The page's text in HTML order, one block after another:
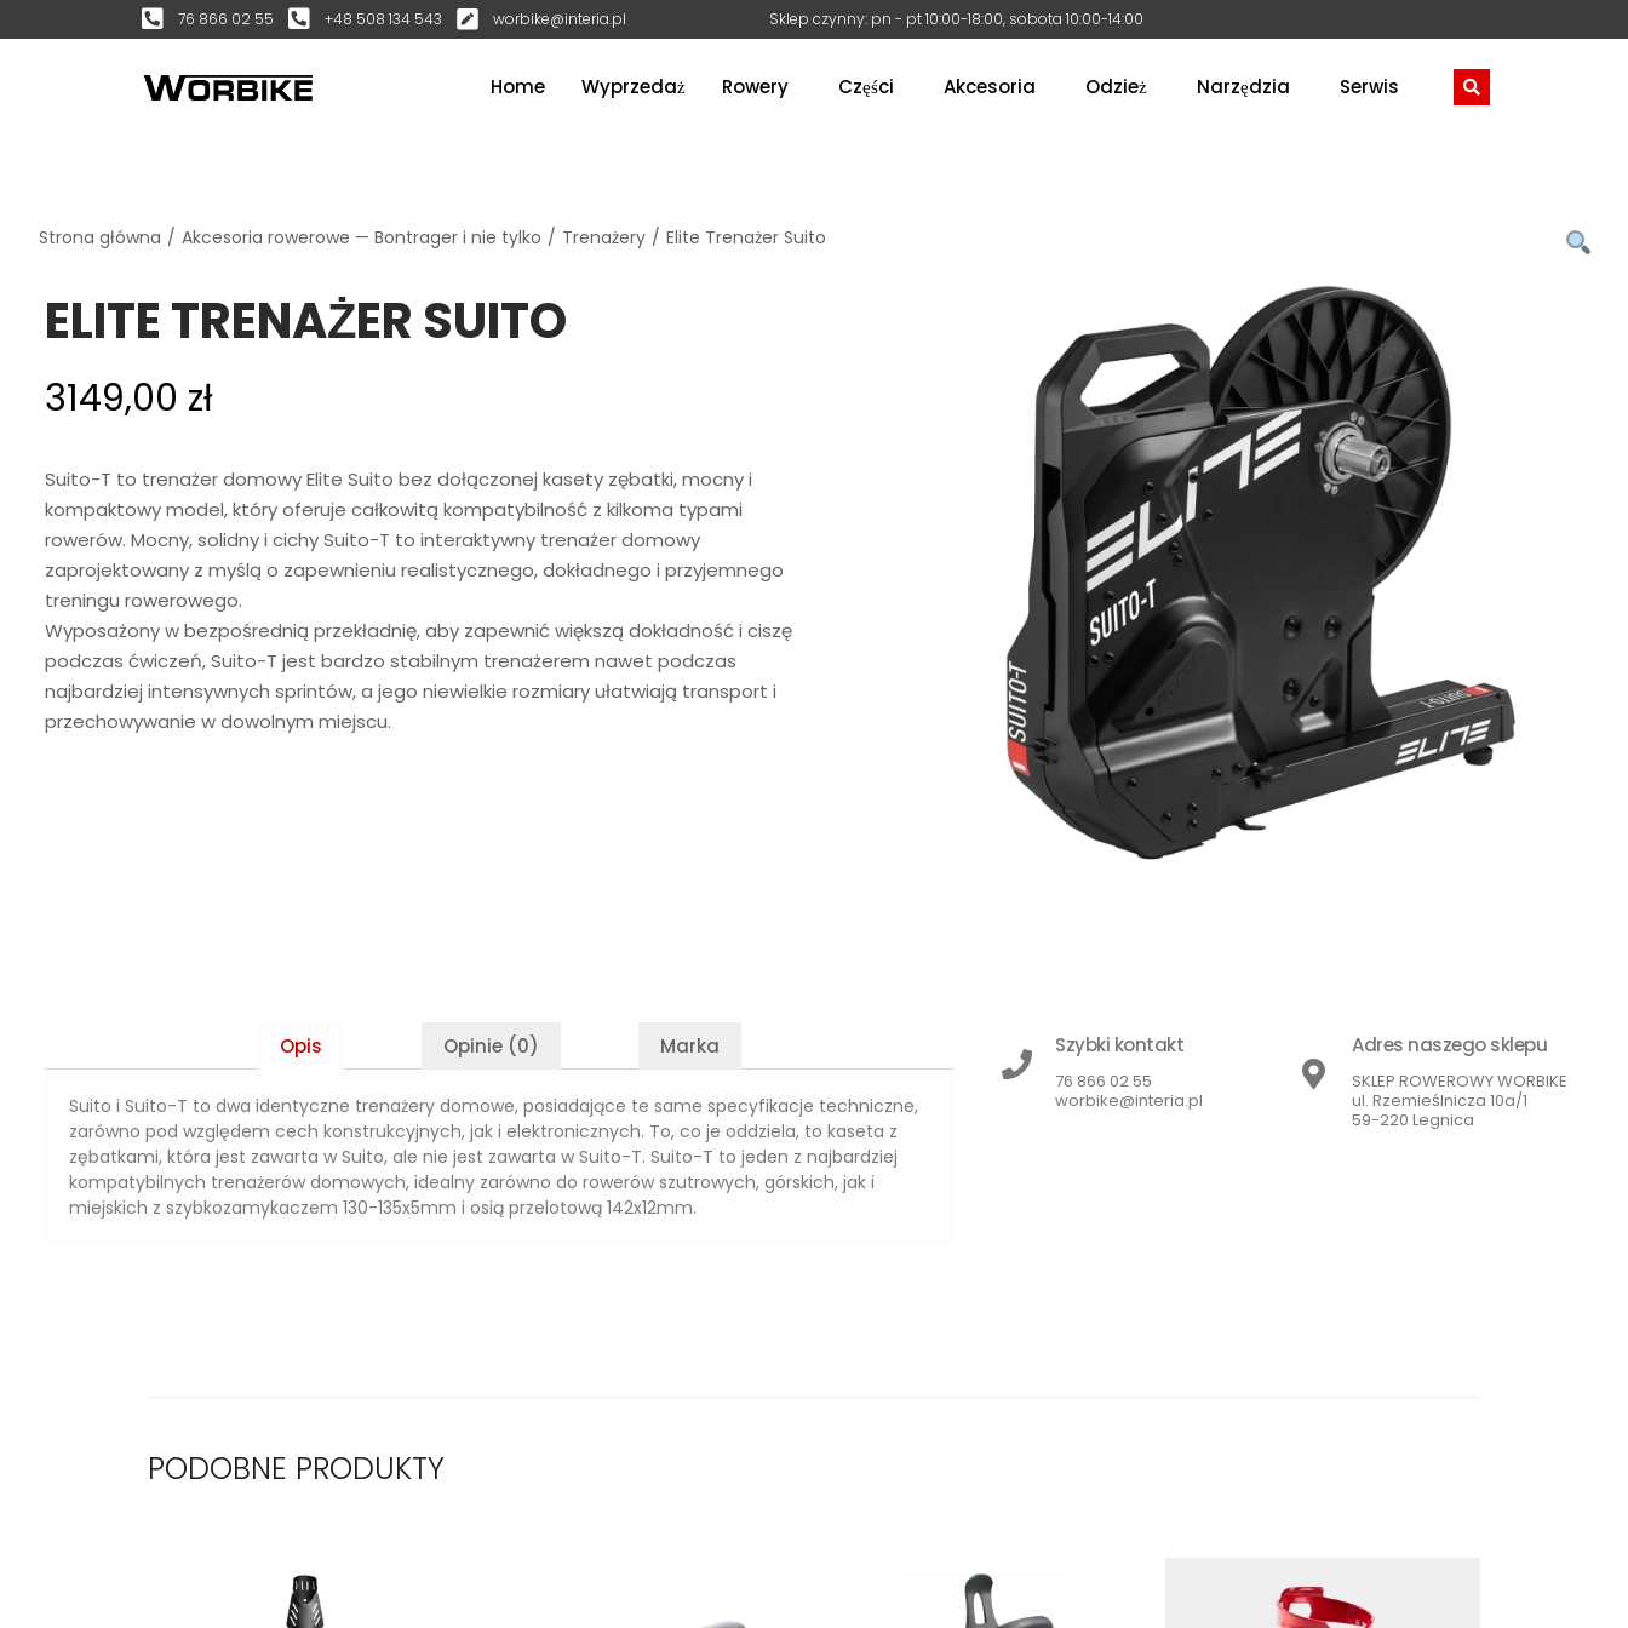
76 866 02 55 +48 508 134 543 worbike@interia.pl Sklep czynny: pn - pt 10:00-18:00, sobota 10:00-14:00
Home Wyprzedaż Rowery Części Akcesoria Odzież Narzędzia Serwis
Strona główna / Akcesoria rowerowe — Bontrager i nie tylko / Trenażery / Elite Trenażer Suito
ELITE TRENAŻER SUITO
3149,00 zł
Suito-T to trenażer domowy Elite Suito bez dołączonej kasety zębatki, mocny i
kompaktowy model, który oferuje całkowitą kompatybilność z kilkoma typami
rowerów. Mocny, solidny i cichy Suito-T to interaktywny trenażer domowy
zaprojektowany z myślą o zapewnieniu realistycznego, dokładnego i przyjemnego
treningu rowerowego.
Wyposażony w bezpośrednią przekładnię, aby zapewnić większą dokładność i ciszę
podczas ćwiczeń, Suito-T jest bardzo stabilnym trenażerem nawet podczas
najbardziej intensywnych sprintów, a jego niewielkie rozmiary ułatwiają transport i
przechowywanie w dowolnym miejscu.
Opis Opinie (0) Marka
Suito i Suito-T to dwa identyczne trenażery domowe, posiadające te same specyfikacje techniczne,
zarówno pod względem cech konstrukcyjnych, jak i elektronicznych. To, co je oddziela, to kaseta z
zębatkami, która jest zawarta w Suito, ale nie jest zawarta w Suito-T. Suito-T to jeden z najbardziej
kompatybilnych trenażerów domowych, idealny zarówno do rowerów szutrowych, górskich, jak i
miejskich z szybkozamykaczem 130-135x5mm i osią przelotową 142x12mm.
Szybki kontakt
76 866 02 55
worbike@interia.pl
Adres naszego sklepu
SKLEP ROWEROWY WORBIKE
ul. Rzemieślnicza 10a/1
59-220 Legnica
PODOBNE PRODUKTY